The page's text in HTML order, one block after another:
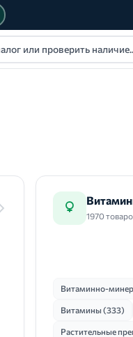
1970
Витаминно-
Витамины (333)
Растительные